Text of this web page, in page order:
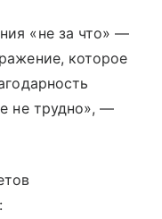
«не за что» —
которое
не трудно», —